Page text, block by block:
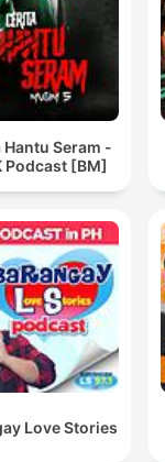
Hantu Seram -
Podcast [BM]
Love Stories